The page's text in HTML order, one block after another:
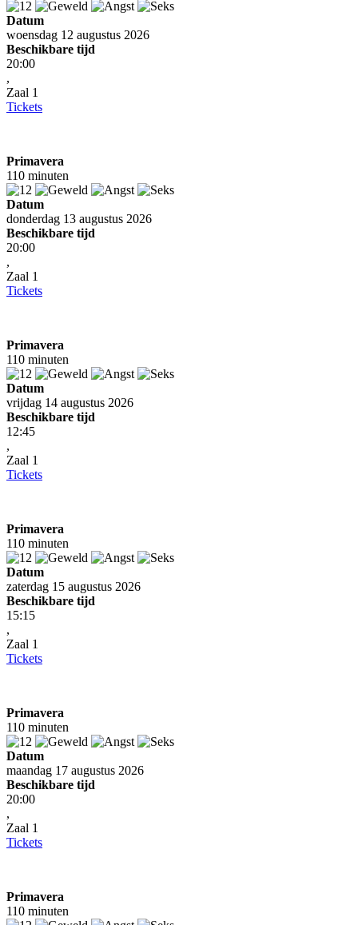
Datum
woensdag 12 augustus 2026
Beschikbare tijd
20:00
,
Zaal 1
Tickets
Primavera
110 minuten
Datum
donderdag 13 augustus 2026
Beschikbare tijd
20:00
,
Zaal 1
Tickets
Primavera
110 minuten
Datum
vrijdag 14 augustus 2026
Beschikbare tijd
12:45
,
Zaal 1
Tickets
Primavera
110 minuten
Datum
zaterdag 15 augustus 2026
Beschikbare tijd
15:15
,
Zaal 1
Tickets
Primavera
110 minuten
Datum
maandag 17 augustus 2026
Beschikbare tijd
20:00
,
Zaal 1
Tickets
Primavera
110 minuten